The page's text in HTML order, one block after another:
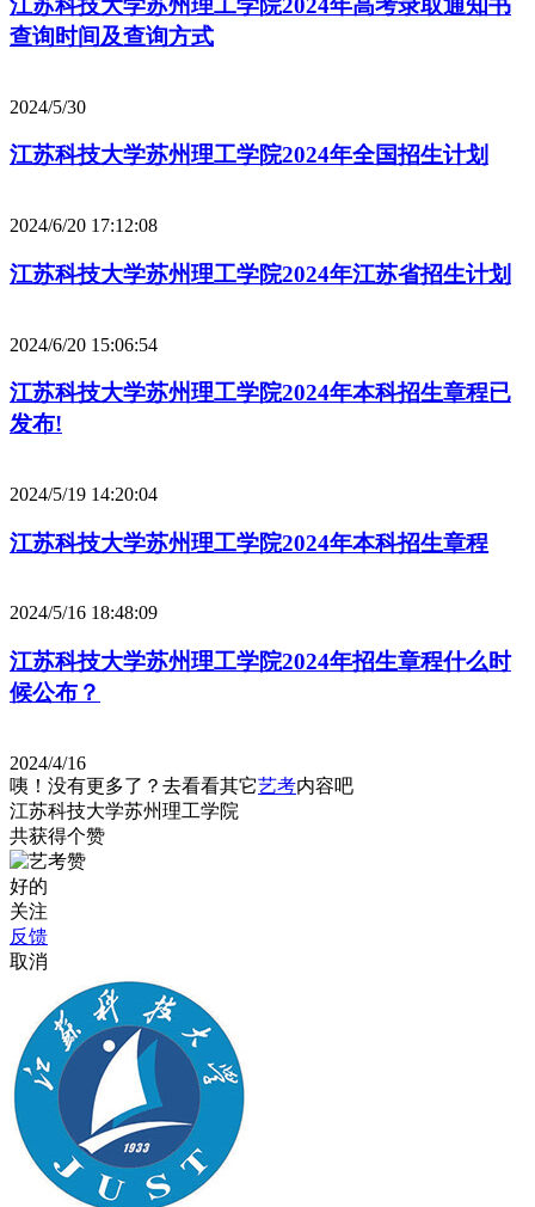
江苏科技大学苏州理工学院2024年高考录取通知书
查询时间及查询方式
2024/5/30
江苏科技大学苏州理工学院2024年全国招生计划
2024/6/20 17:12:08
江苏科技大学苏州理工学院2024年江苏省招生计划
2024/6/20 15:06:54
江苏科技大学苏州理工学院2024年本科招生章程已
发布!
2024/5/19 14:20:04
江苏科技大学苏州理工学院2024年本科招生章程
2024/5/16 18:48:09
江苏科技大学苏州理工学院2024年招生章程什么时
候公布？
2024/4/16
咦！没有更多了？去看看其它艺考内容吧
江苏科技大学苏州理工学院
共获得个赞
好的
关注
反馈
取消